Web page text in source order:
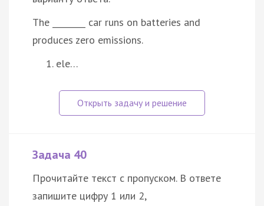
The ________ car runs on batteries and
produces zero emissions.
ele…
Задача 40
Прочитайте текст с пропуском. В ответе
запишите цифру 1 или 2,